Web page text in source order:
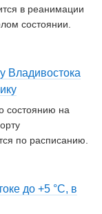
в реанимации
состоянии.
Владивостока
состоянию на
по расписанию.
до +5 °C, в